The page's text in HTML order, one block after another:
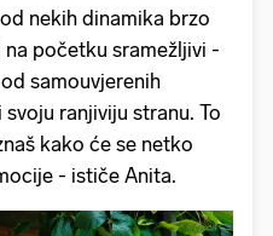
nekih dinamika brzo
početku sramežljivi -
samouvjerenih
ranjiviju stranu. To
kako će se netko
- ističe Anita.